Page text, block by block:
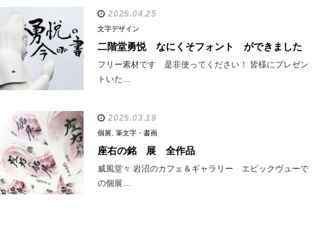
2025.04.25
文字デザイン
二階堂勇悦 なにくそフォント ができました
フリー素材です 是非使ってください！ 皆様にプレゼン
トいた…
2025.03.19
個展 筆文字・書画
座右の銘 展 全作品
威風堂々 岩沼のカフェ＆ギャラリー エピックヴューで
の個展…